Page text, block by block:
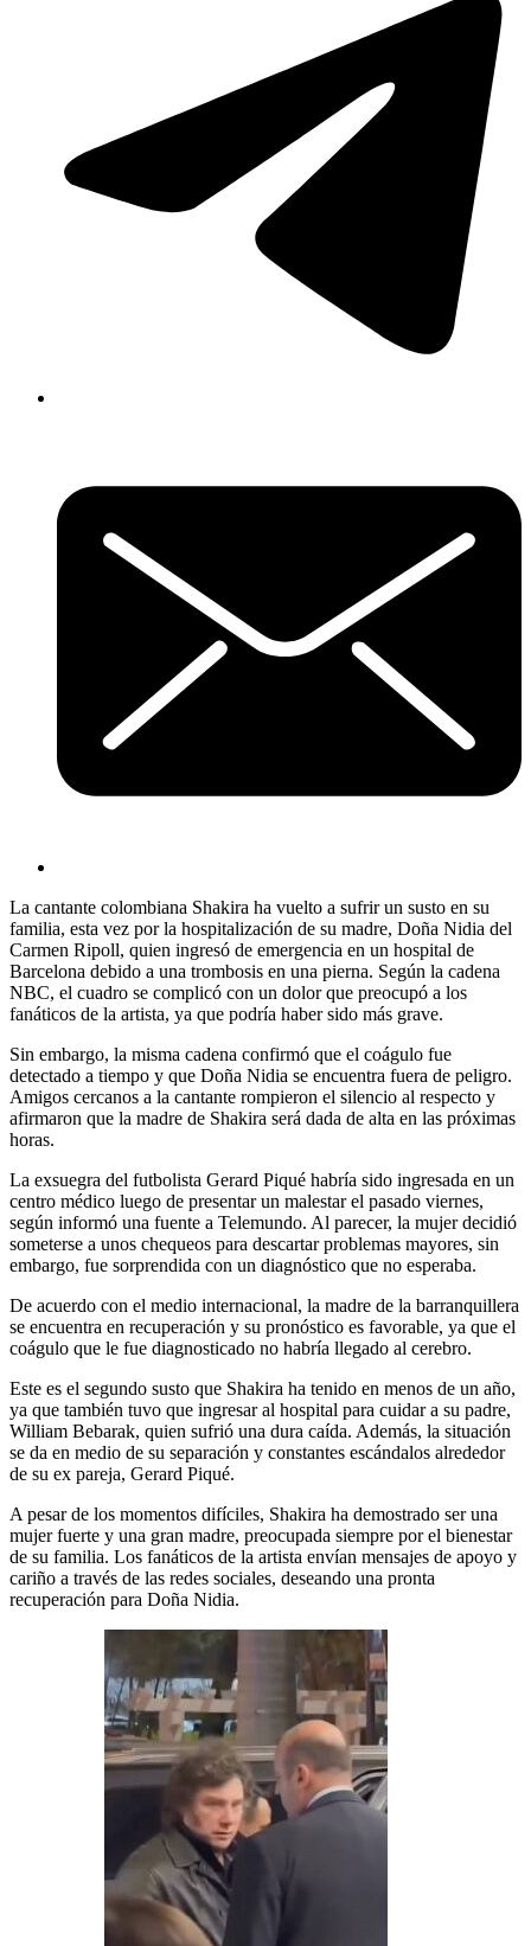
La cantante colombiana Shakira ha vuelto a sufrir un susto en su
familia, esta vez por la hospitalización de su madre, Doña Nidia del
Carmen Ripoll, quien ingresó de emergencia en un hospital de
Barcelona debido a una trombosis en una pierna. Según la cadena
NBC, el cuadro se complicó con un dolor que preocupó a los
fanáticos de la artista, ya que podría haber sido más grave.
Sin embargo, la misma cadena confirmó que el coágulo fue
detectado a tiempo y que Doña Nidia se encuentra fuera de peligro.
Amigos cercanos a la cantante rompieron el silencio al respecto y
afirmaron que la madre de Shakira será dada de alta en las próximas
horas.
La exsuegra del futbolista Gerard Piqué habría sido ingresada en un
centro médico luego de presentar un malestar el pasado viernes,
según informó una fuente a Telemundo. Al parecer, la mujer decidió
someterse a unos chequeos para descartar problemas mayores, sin
embargo, fue sorprendida con un diagnóstico que no esperaba.
De acuerdo con el medio internacional, la madre de la barranquillera
se encuentra en recuperación y su pronóstico es favorable, ya que el
coágulo que le fue diagnosticado no habría llegado al cerebro.
Este es el segundo susto que Shakira ha tenido en menos de un año,
ya que también tuvo que ingresar al hospital para cuidar a su padre,
William Bebarak, quien sufrió una dura caída. Además, la situación
se da en medio de su separación y constantes escándalos alrededor
de su ex pareja, Gerard Piqué.
A pesar de los momentos difíciles, Shakira ha demostrado ser una
mujer fuerte y una gran madre, preocupada siempre por el bienestar
de su familia. Los fanáticos de la artista envían mensajes de apoyo y
cariño a través de las redes sociales, deseando una pronta
recuperación para Doña Nidia.